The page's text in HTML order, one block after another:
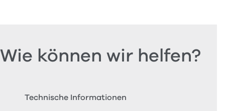
Wie können wir helfen?
Technische Informationen